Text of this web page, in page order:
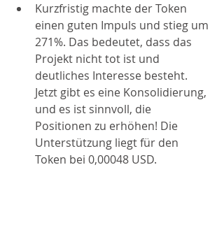
Kurzfristig machte der Token
einen guten Impuls und stieg um
271%. Das bedeutet, dass das
Projekt nicht tot ist und
deutliches Interesse besteht.
Jetzt gibt es eine Konsolidierung,
und es ist sinnvoll, die
Positionen zu erhöhen! Die
Unterstützung liegt für den
Token bei 0,00048 USD.